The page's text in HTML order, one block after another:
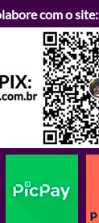
com o site: